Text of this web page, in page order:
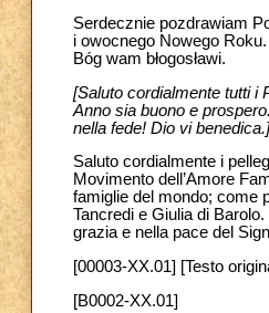
Serdecznie pozdrawiam
i owocnego Nowego
Bóg wam błogosławi.
[Saluto cordialmente tutti i
Anno sia buono e
nella fede! Dio vi benedica.]
Saluto cordialmente i
Movimento dell’Amore
famiglie del mondo; come
Tancredi e Giulia di
grazia e nella pace del
[00003-XX.01] [Testo
[B0002-XX.01]